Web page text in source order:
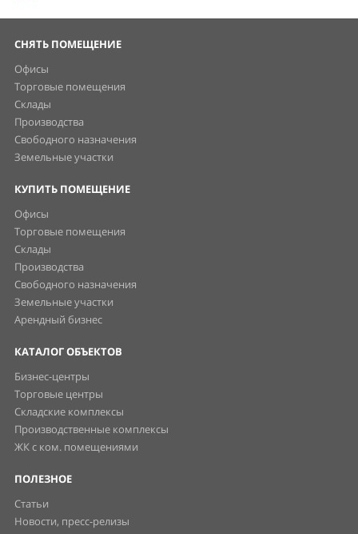
СНЯТЬ ПОМЕЩЕНИЕ
Офисы
Торговые помещения
Склады
Производства
Свободного назначения
Земельные участки
КУПИТЬ ПОМЕЩЕНИЕ
Офисы
Торговые помещения
Склады
Производства
Свободного назначения
Земельные участки
Арендный бизнес
КАТАЛОГ ОБЪЕКТОВ
Бизнес-центры
Торговые центры
Складские комплексы
Производственные комплексы
ЖК с ком. помещениями
ПОЛЕЗНОЕ
Статьи
Новости, пресс-релизы